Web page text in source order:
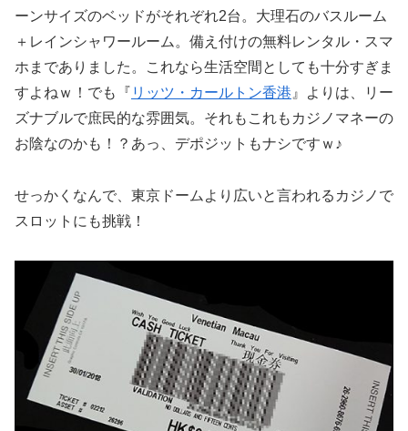
ーンサイズのベッドがそれぞれ2台。大理石のバスルーム
＋レインシャワールーム。備え付けの無料レンタル・スマ
ホまでありました。これなら生活空間としても十分すぎま
すよねｗ！でも『 リッツ・カールトン香港 』よりは、リー
ズナブルで庶民的な雰囲気。それもこれもカジノマネーの
お陰なのかも！？あっ、デポジットもナシですｗ♪
せっかくなんで、東京ドームより広いと言われるカジノで
スロットにも挑戦！